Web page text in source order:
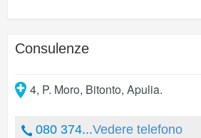
Consulenze
4, P. Moro, Bitonto, Apulia.
080 374...Vedere telefono